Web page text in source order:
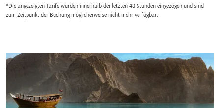
*Die angezeigten Tarife wurden innerhalb der letzten 48 Stunden eingezogen und sind
zum Zeitpunkt der Buchung möglicherweise nicht mehr verfügbar.